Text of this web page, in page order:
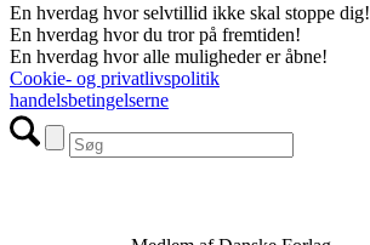
En hverdag hvor selvtillid ikke skal stoppe dig!
En hverdag hvor du tror på fremtiden!
En hverdag hvor alle muligheder er åbne!
Cookie- og privatlivspolitik
handelsbetingelserne